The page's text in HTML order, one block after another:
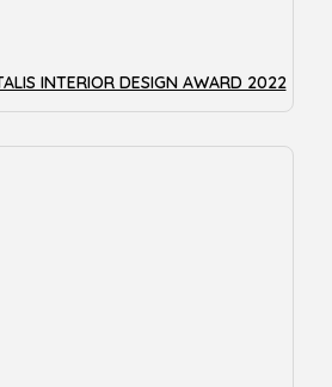
INTERIOR DESIGN AWARD 2022